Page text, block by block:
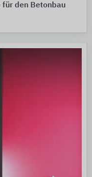
für den Betonbau